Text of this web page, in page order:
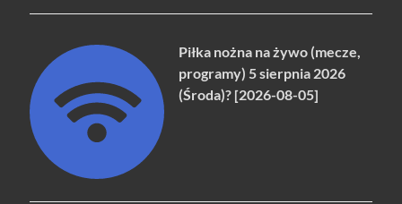
Piłka nożna na żywo (mecze,
programy) 5 sierpnia 2026
(Środa)? [2026-08-05]